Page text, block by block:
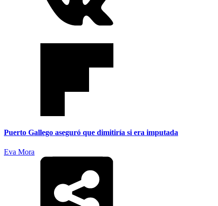
Puerto Gallego aseguró que dimitiría si era imputada
Eva Mora